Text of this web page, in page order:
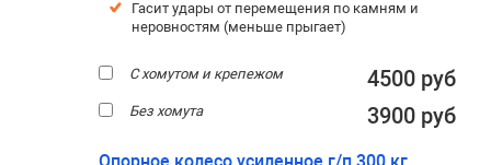
Гасит удары от перемещения по камням и
неровностям (меньше прыгает)
С хомутом и крепежом 4500 руб
Без хомута 3900 руб